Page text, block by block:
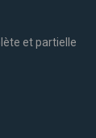
et partielle